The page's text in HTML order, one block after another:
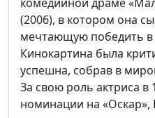
(2006), в котором она
мечтающую победить в
Кинокартина была
успешна, собрав в
За свою роль актриса в
номинации на «Оскар»,